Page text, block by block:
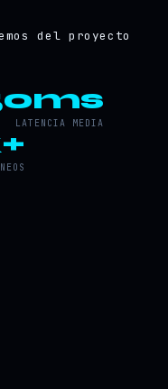
del proyecto
LATENCIA MEDIA